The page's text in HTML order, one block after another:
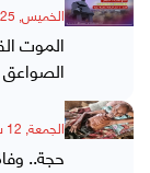
الخميس, 25 سبتمبر, 2025
الموت
الصواعق
الجمعة, 12 سبتمبر, 2025
حجة..